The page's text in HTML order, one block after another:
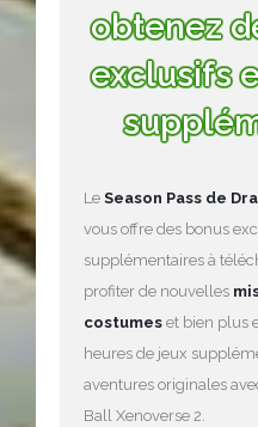
obtenez
exclusifs
Le Season Pass de
vous offre des bonus
supplémentaires à
profiter de nouvelles
costumes et bien plus
heures de jeux
aventures originales
Ball Xenoverse 2.